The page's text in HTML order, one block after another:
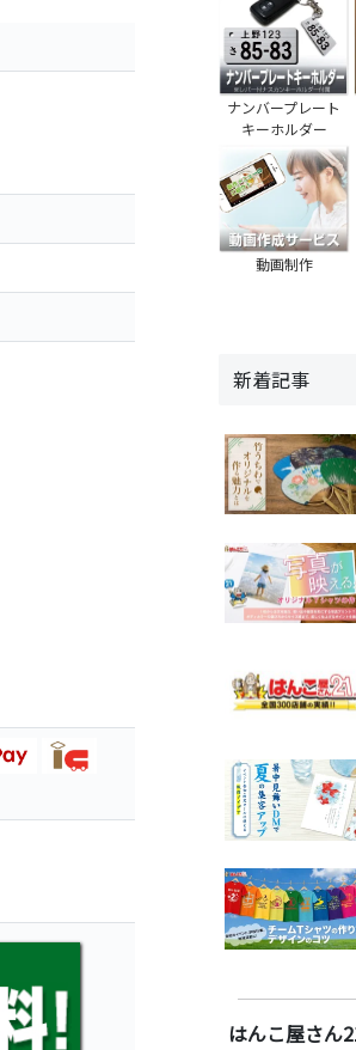
ナンバープレート
キーホルダー
動画制作
新着記事
はんこ屋さん